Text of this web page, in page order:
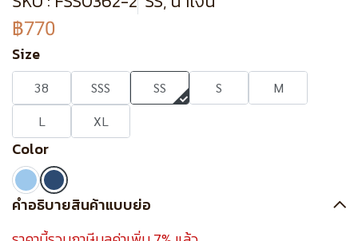
฿770
Size
38 SSS SS S
M
L
XL
Color
คำอธิบายสินค้าแบบย่อ